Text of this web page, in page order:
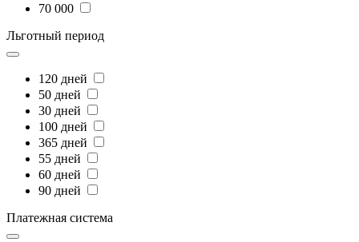
70 000
Льготный период
120 дней
50 дней
30 дней
100 дней
365 дней
55 дней
60 дней
90 дней
Платежная система